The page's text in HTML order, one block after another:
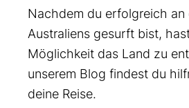
Nachdem du erfolgreich an
Australiens gesurft bist,
Möglichkeit das Land zu
unserem Blog findest du
deine Reise.